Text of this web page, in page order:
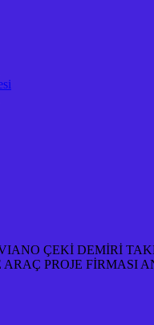
ÇEKİ DEMİRİ
ARAÇ PROJE FİRMASI